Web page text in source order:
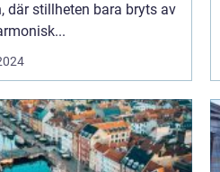
där stillheten bara bryts av